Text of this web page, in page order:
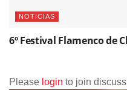
NOTICIAS
6º Festival Flamenco de
Please login to join